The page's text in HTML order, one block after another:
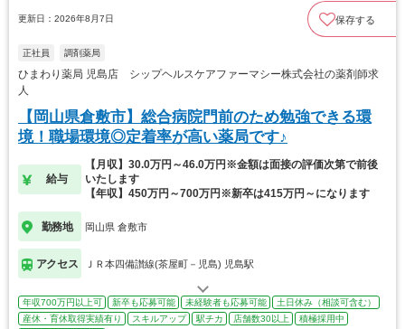
更新日：2026年8月7日 保存する
正社員 調剤薬局
ひまわり薬局 児島店 シップヘルスケアファーマシー株式会社の薬剤師求
人
【岡山県倉敷市】総合病院門前のため勉強できる環
境！職場環境◎定着率が高い薬局です♪
給与
【月収】30.0万円～46.0万円※金額は面接の評価次第で前後
いたします
【年収】450万円～700万円※新卒は415万円～になります
勤務地 岡山県 倉敷市
アクセス ＪＲ本四備讃線(茶屋町－児島) 児島駅
年収700万円以上可 新卒も応募可能 未経験者も応募可能
土日休み（相談可含む）
産休・育休取得実績有り
スキルアップ 駅チカ 店舗数30以上
積極採用中